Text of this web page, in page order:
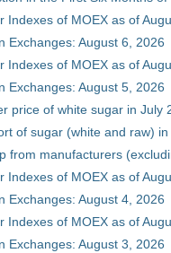
Indexes of MOEX as of
Exchanges: August 6, 2026
Indexes of MOEX as of
Exchanges: August 5, 2026
price of white sugar in July
of sugar (white and raw)
from manufacturers
Indexes of MOEX as of
Exchanges: August 4, 2026
Indexes of MOEX as of
Exchanges: August 3, 2026